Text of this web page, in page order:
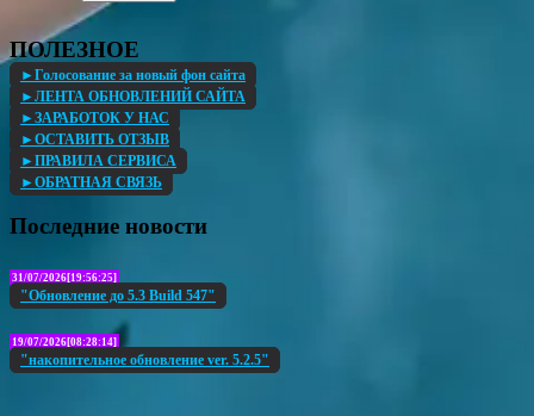
ПОЛЕЗНОЕ
►Голосование за новый фон сайта
►ЛЕНТА ОБНОВЛЕНИЙ САЙТА
►ЗАРАБОТОК У НАС
►ОСТАВИТЬ ОТЗЫВ
►ПРАВИЛА СЕРВИСА
►ОБРАТНАЯ СВЯЗЬ
Последние новости
31/07/2026[19:56:25]
"Обновление до 5.3 Build 547"
19/07/2026[08:28:14]
"накопительное обновление ver. 5.2.5"